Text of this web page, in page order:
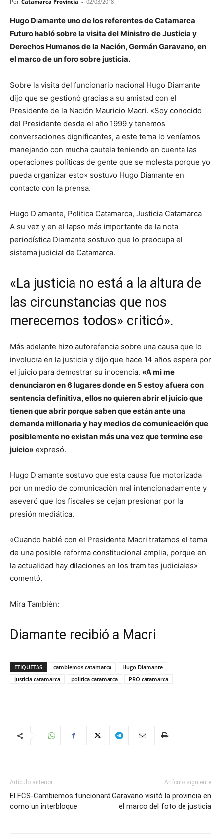
Por Catamarca Provincia - 02/03/2018
Hugo Diamante uno de los referentes de Catamarca
Futuro habló sobre la visita del Ministro de Justicia y
Derechos Humanos de la Nación, Germán Garavano, en
el marco de un foro sobre justicia.
Sobre la visita del funcionario nacional Hugo Diamante
dijo que se gestionó gracias a su amistad con el
Presidente de la Nación Mauricio Macri. «Soy conocido
del Presidente desde el año 1999 y tenemos
conversaciones dignificantes, a este tema lo veníamos
manejando con mucha cautela teniendo en cuenta las
operaciones políticas de gente que se molesta porque yo
pueda organizar esto» sostuvo Hugo Diamante en
contacto con la prensa.
Hugo Diamante, Politica Catamarca, Justicia Catamarca
A su vez y en el lapso más importante de la nota
periodística Diamante sostuvo que lo preocupa el
sistema judicial de Catamarca.
«La justicia no está a la altura de
las circunstancias que nos
merecemos todos» criticó».
Más adelante hizo autorefencia sobre una causa que lo
involucra en la justicia y dijo que hace 14 años espera por
el juicio para demostrar su inocencia. «A mi me
denunciaron en 6 lugares donde en 5 estoy afuera con
sentencia definitiva, ellos no quieren abrir el juicio que
tienen que abrir porque saben que están ante una
demanda millonaria y hay medios de comunicación que
posiblemente no existan más una vez que termine ese
juicio» expresó.
Hugo Diamante sostuvo que esta causa fue motorizada
por un medio de comunicación mal intencionadamente y
aseveró que los fiscales se dejan presionar por la
presión mediática.
«Cuando hablé con el Presidente Macri tratamos el tema
de una posible reforma constitucional amplia, porque en
la actualidad hay dilaciones en los tramites judiciales»
comentó.
Mira También:
Diamante recibió a Macri
ETIQUETAS cambiemos catamarca
Hugo Diamante
justicia catamarca
politica catamarca PRO catamarca
Artículo anterior
El FCS-Cambiemos funcionará
como un interbloque
Artículo siguiente
Garavano visitó la provincia en
el marco del foto de justicia